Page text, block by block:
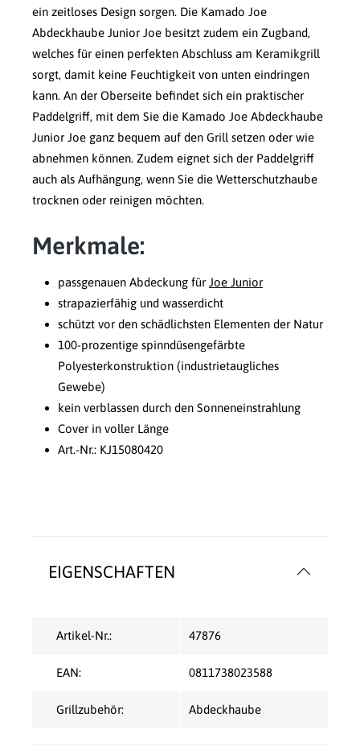
ein zeitloses Design sorgen. Die Kamado Joe
Abdeckhaube Junior Joe besitzt zudem ein Zugband,
welches für einen perfekten Abschluss am Keramikgrill
sorgt, damit keine Feuchtigkeit von unten eindringen
kann. An der Oberseite befindet sich ein praktischer
Paddelgriff, mit dem Sie die Kamado Joe Abdeckhaube
Junior Joe ganz bequem auf den Grill setzen oder wie
abnehmen können. Zudem eignet sich der Paddelgriff
auch als Aufhängung, wenn Sie die Wetterschutzhaube
trocknen oder reinigen möchten.
Merkmale:
passgenauen Abdeckung für Joe Junior
strapazierfähig und wasserdicht
schützt vor den schädlichsten Elementen der Natur
100-prozentige spinndüsengefärbte
Polyesterkonstruktion (industrietaugliches
Gewebe)
kein verblassen durch den Sonneneinstrahlung
Cover in voller Länge
Art.-Nr.: KJ15080420
EIGENSCHAFTEN
Artikel-Nr.: 47876
EAN: 0811738023588
Grillzubehör: Abdeckhaube